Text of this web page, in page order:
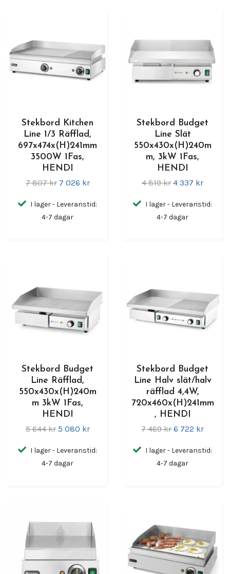
Stekbord Kitchen
Line 1/3 Räfflad,
697x474x(H)241mm
3500W 1Fas,
HENDI
7 807 kr 7 026 kr
I lager - Leveranstid:
4-7 dagar
Stekbord Budget
Line Slät
550x430x(H)240m
m, 3kW 1Fas,
HENDI
4 819 kr 4 337 kr
I lager - Leveranstid:
4-7 dagar
Stekbord Budget
Line Räfflad,
550x430x(H)240m
m 3kW 1Fas,
HENDI
5 644 kr 5 080 kr
I lager - Leveranstid:
4-7 dagar
Stekbord Budget
Line Halv slät/halv
räfflad 4,4W,
720x460x(H)241mm
, HENDI
7 469 kr 6 722 kr
I lager - Leveranstid:
4-7 dagar